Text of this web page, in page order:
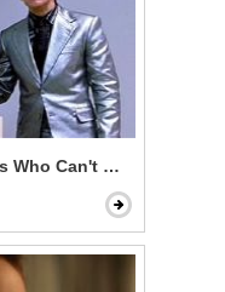
Can't Read Good